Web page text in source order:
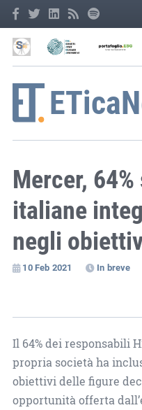
Mercer,
italiane
negli
10 Feb 2021 In breve
Il 64% dei responsabili
propria società ha
obiettivi delle figure
opportunità offerta